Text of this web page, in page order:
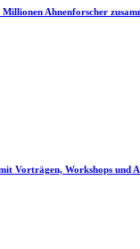
Ahnenforscher
Vorträgen, Workshops und